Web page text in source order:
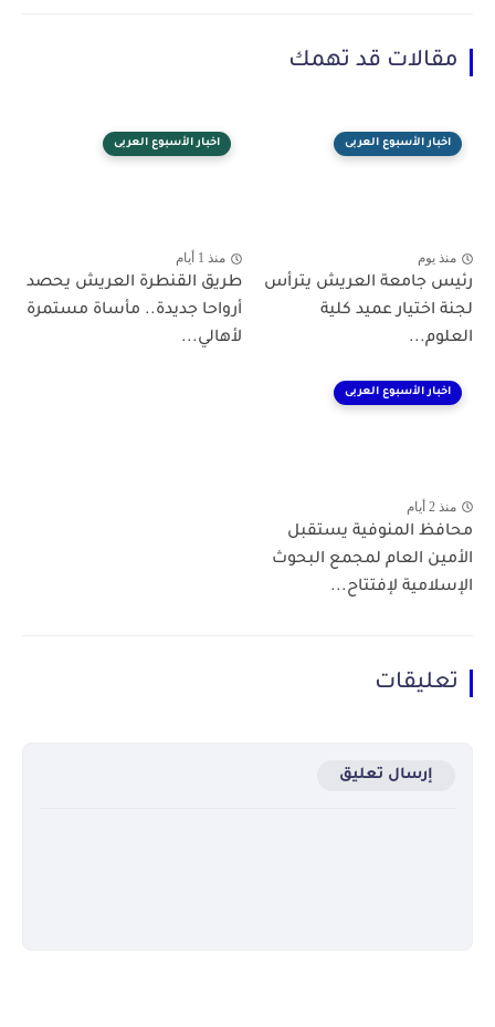
مقالات قد تهمك
اخبار الأسبوع العربى
منذ يوم
رئيس جامعة العريش يترأس
لجنة اختيار عميد كلية
العلوم...
اخبار الأسبوع العربى
منذ 1 أيام
طريق القنطرة العريش يحصد
أرواحا جديدة.. مأساة مستمرة
لأهالي...
اخبار الأسبوع العربى
منذ 2 أيام
محافظ المنوفية يستقبل
الأمين العام لمجمع البحوث
الإسلامية لإفتتاح...
تعليقات
إرسال تعليق